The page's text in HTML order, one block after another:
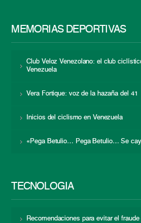
MEMORIAS DEPORTIVAS
Club Veloz Venezolano: el club
Venezuela
Vera Fortique: voz de la hazaña del 41
Inicios del ciclismo en Venezuela
«Pega Betulio… Pega Betulio… Se
TECNOLOGÍA
Recomendaciones para evitar el